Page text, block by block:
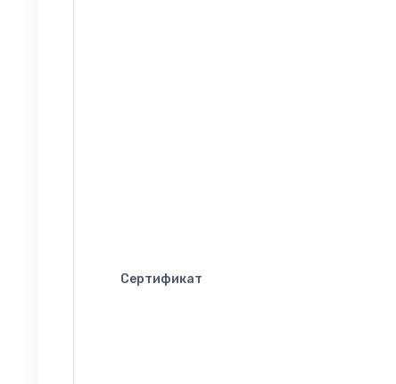
Сертификат